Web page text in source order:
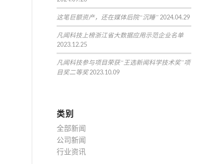
这笔巨额资产，还在媒体后院“沉睡” 2024.04.29
凡闻科技上榜浙江省大数据应用示范企业名单
2023.12.25
凡闻科技参与项目荣获“王选新闻科学技术奖”项
目奖二等奖2023.10.09
类别
全部新闻
公司新闻
行业资讯